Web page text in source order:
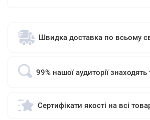
Швидка доставка по всьому
99% нашої аудиторії
Сертифікати якості на всі